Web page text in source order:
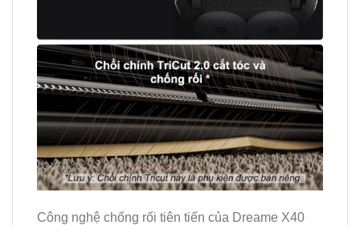
Công nghệ chống rối tiên tiến của Dreame X40